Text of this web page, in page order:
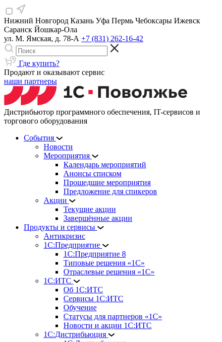
Нижний Новгород Казань Уфа Пермь Чебоксары Ижевск
Саранск Йошкар-Ола
ул. М. Ямская, д. 78-А +7 (831) 262-16-42
Где купить?
Продают и оказывают сервис
наши партнеры
Дистрибьютор программного обеспечения, IT-сервисов и
торгового оборудования
События
Новости
Мероприятия
Календарь мероприятий
Анонсы списком
Прошедшие мероприятия
Предложение для спикеров
Акции
Текущие акции
Завершённые акции
Продукты и сервисы
Антикризис
1С:Предприятие
1С:Предприятие 8
Типовые решения «1С»
Отраслевые решения «1С»
1С:ИТС
Об 1С:ИТС
Сервисы 1С:ИТС
Обучение
Статусы для партнеров «1С»
Новости и акции 1С:ИТС
1С:Дистрибьюция